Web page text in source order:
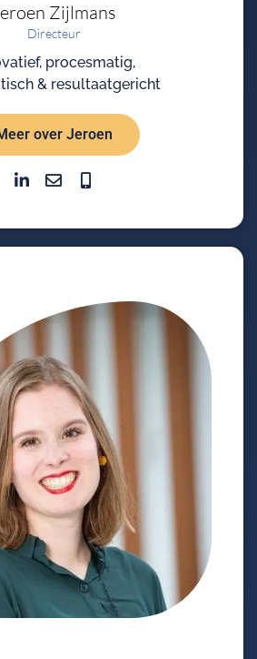
Zijlmans
Directeur
procesmatig,
& resultaatgericht
over Jeroen